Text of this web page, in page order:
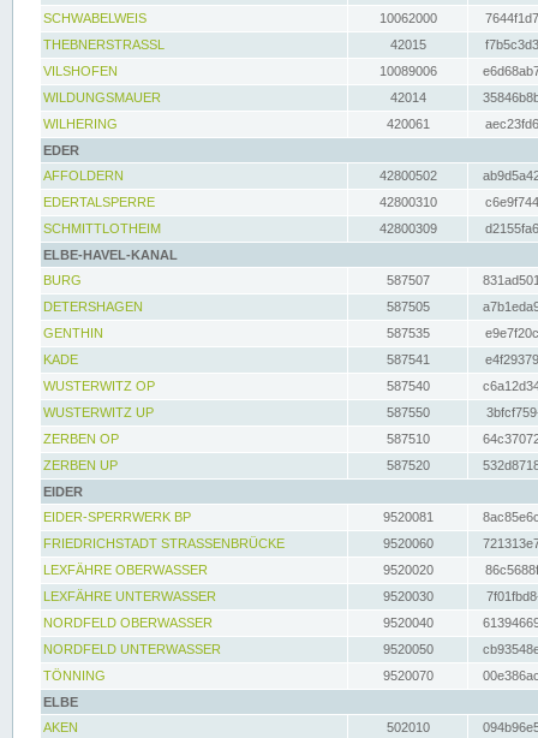
SCHWABELWEIS
10062000
THEBNERSTRASSL
42015
VILSHOFEN
10089006
WILDUNGSMAUER
42014
WILHERING
420061
EDER
AFFOLDERN
42800502
EDERTALSPERRE
42800310
SCHMITTLOTHEIM
42800309
ELBE-HAVEL-KANAL
BURG
587507
DETERSHAGEN
587505
GENTHIN
587535
KADE
587541
WUSTERWITZ OP
587540
WUSTERWITZ UP
587550
ZERBEN OP
587510
ZERBEN UP
587520
EIDER
EIDER-SPERRWERK BP
9520081
FRIEDRICHSTADT STRASSENBRÜCKE
9520060
LEXFÄHRE OBERWASSER
9520020
LEXFÄHRE UNTERWASSER
9520030
NORDFELD OBERWASSER
9520040
NORDFELD UNTERWASSER
9520050
TÖNNING
9520070
ELBE
AKEN
502010